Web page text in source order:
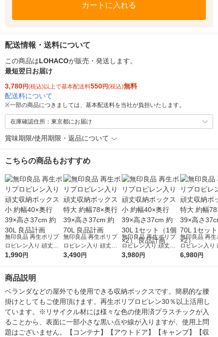
カートに入れる
配送情報・送料について
この商品はLOHACOが販売・発送します。
最短翌日お届け
3,780円(税込)以上で基本配送料550円(税込)無料
配送料について
※一部の商品につきましては、基本配送料を当社が負担いたします。
在庫確認住所：東京都にお届け
賞味期限/使用期限・返品について
こちらの商品もおすすめ
無印良品 再生ポリプ
ロピレン入り 頑丈収
納ボックス 小 約幅40
1,990円
無印良品 再生ポリプ
ロピレン入り 頑丈収
納ボックス 特大 約幅
3,490円
無印良品 再生ポリプ
ロピレン入り 頑丈収
納ボックス 小 約幅40
3,980円
無印良品 再生
ロピレン入り
納ボックス 特
6,980円
商品説明
ベランダなどの屋外でも使用できる収納ボックスです。簡易的な腰
掛けとしてもご使用頂けます。再生ポリプロピレン30％以上活用し
ています。※リサイクル材には様々な色の使用済プラスチックが入
ることから、表面に一部小さな黒い点や線が入りますが、使用上問
題はございません。【コンテナ】【アウトドア】【キャンプ】【収